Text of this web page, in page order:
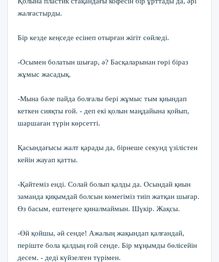
жалғастырды.
Бір кезде кеңседе есінеп отырған жігіт сөйледі.
-Осымен болатын шығар, ә? Басқаларынан гөрі біраз
жұмыс жасадық.
-Мына бәле пайда болғалы бері жұмыс тым қиындап
кеткен сияқты ғой. - деп екі қолын маңдайына қойып,
шаршаған түрін көрсетті.
Қасындағысы жалт қарады да, бірнеше секунд үзілістен
кейін жауап қатты.
-Қайтеміз енді. Солай болып қалды да. Осындай қиын
заманда қиқымдай болсын көмегіміз тиіп жатқан шығар.
Өз басым, ештеңеге қиналмаймын. Шүкір. Жақсы.
-Өй қойшы, әй сенде! Ажалың жақындап қалғандай,
періште бола қалдың ғой сенде. Бір мұңымды бөлісейін
десем. - деді күйзелген түрімен.